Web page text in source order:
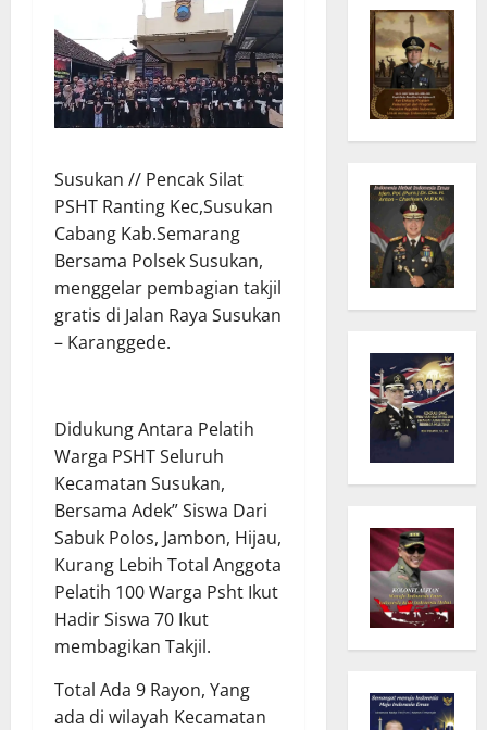
Susukan // Pencak Silat
PSHT Ranting Kec,Susukan
Cabang Kab.Semarang
Bersama Polsek Susukan,
menggelar pembagian takjil
gratis di Jalan Raya Susukan
– Karanggede.
Didukung Antara Pelatih
Warga PSHT Seluruh
Kecamatan Susukan,
Bersama Adek” Siswa Dari
Sabuk Polos, Jambon, Hijau,
Kurang Lebih Total Anggota
Pelatih 100 Warga Psht Ikut
Hadir Siswa 70 Ikut
membagikan Takjil.
Total Ada 9 Rayon, Yang
ada di wilayah Kecamatan